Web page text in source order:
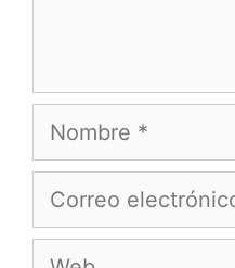
Nombre
Correo
Web